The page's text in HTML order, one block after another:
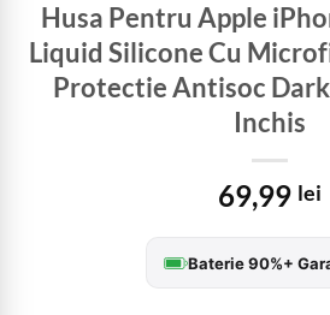
Husa Pentru Apple
Liquid Silicone Cu
Protectie Antisoc
Inchis
69,99 lei
Baterie 90%+